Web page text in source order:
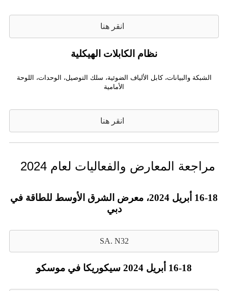
انقر هنا
نظام الكابلات الهيكلية
الشبكة والبيانات، كابل الألياف الضوئية، سلك التوصيل، الوحدات، اللوحة
الأمامية
انقر هنا
مراجعة المعارض والفعاليات لعام 2024
16-18 أبريل 2024، معرض الشرق الأوسط للطاقة في
دبي
SA. N32
16-18 أبريل 2024 سيكوريكا في موسكو